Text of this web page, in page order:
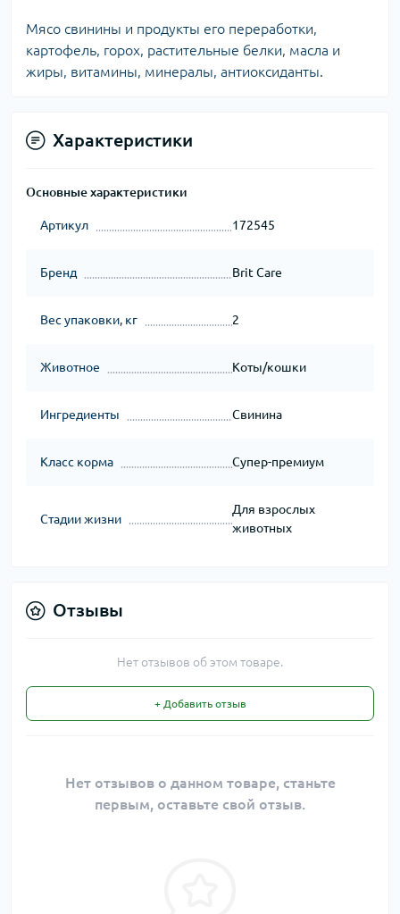
Мясо свинины и продукты его переработки,
картофель, горох, растительные белки, масла и
жиры, витамины, минералы, антиоксиданты.
Характеристики
Основные характеристики
Артикул 172545
Бренд Brit Care
Вес упаковки, кг 2
Животное Коты/кошки
Ингредиенты Свинина
Класс корма Супер-премиум
Стадии жизни
Для взрослых
животных
Отзывы
Нет отзывов об этом товаре.
+ Добавить отзыв
Нет отзывов о данном товаре, станьте
первым, оставьте свой отзыв.